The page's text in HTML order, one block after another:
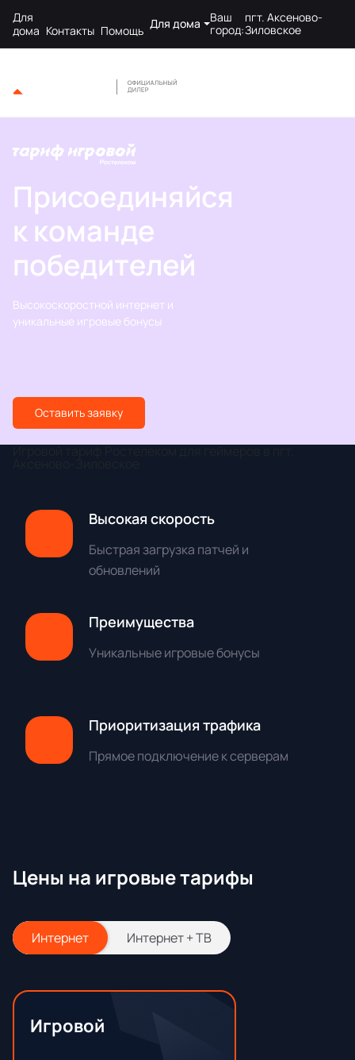
Для
дома Контакты Помощь Для дома
Ваш
город:
пгт. Аксеново-
Зиловское
Присоединяйся
к команде
победителей
Высокоскоростной интернет и
уникальные игровые бонусы
Оставить заявку
Высокая скорость
Быстрая загрузка патчей и
обновлений
Преимущества
Уникальные игровые бонусы
Приоритизация трафика
Прямое подключение к серверам
Цены на игровые тарифы
Интернет Интернет + ТВ
Игровой